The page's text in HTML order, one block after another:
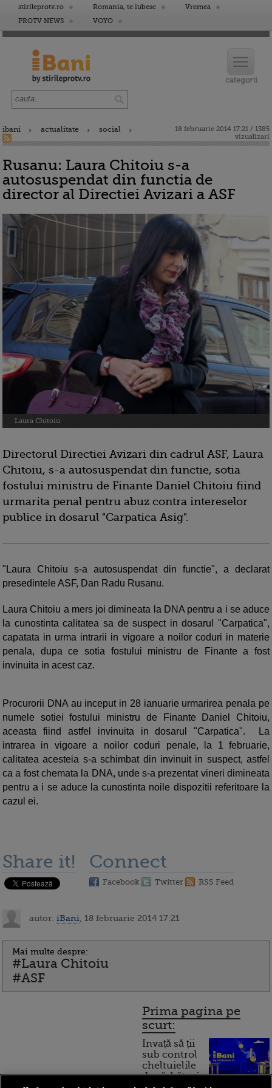
stirileprotv.ro Romania, te iubesc
Vremea
PROTV NEWS
VOYO
ibani actualitate social
18 februarie 2014 17:21 / 1385
vizualizari
Rusanu: Laura Chitoiu s-a
autosuspendat din functia de
director al Directiei Avizari a ASF
Laura Chitoiu
Directorul Directiei Avizari din cadrul ASF, Laura
Chitoiu, s-a autosuspendat din functie, sotia
fostului ministru de Finante Daniel Chitoiu fiind
urmarita penal pentru abuz contra intereselor
publice in dosarul "Carpatica Asig".
"Laura Chitoiu s-a autosuspendat din functie", a declarat
presedintele ASF, Dan Radu Rusanu.
Laura Chitoiu a mers joi dimineata la DNA pentru a i se aduce
la cunostinta calitatea sa de suspect in dosarul "Carpatica",
capatata in urma intrarii in vigoare a noilor coduri in materie
penala, dupa ce sotia fostului ministru de Finante a fost
invinuita in acest caz.
Procurorii DNA au inceput in 28 ianuarie urmarirea penala pe
numele sotiei fostului ministru de Finante Daniel Chitoiu,
aceasta fiind astfel invinuita in dosarul "Carpatica". La
intrarea in vigoare a noilor coduri penale, la 1 februarie,
calitatea acesteia s-a schimbat din invinuit in suspect, astfel
ca a fost chemata la DNA, unde s-a prezentat vineri dimineata
pentru a i se aduce la cunostinta noile dispozitii referitoare la
cazul ei.
Share it! Connect
Facebook Twitter RSS Feed
autor: iBani , 18 februarie 2014 17:21
Mai multe despre:
#Laura Chitoiu
#ASF
Prima pagina pe
scurt:
Invață să ții
sub control
cheltuielile
de sărbători.